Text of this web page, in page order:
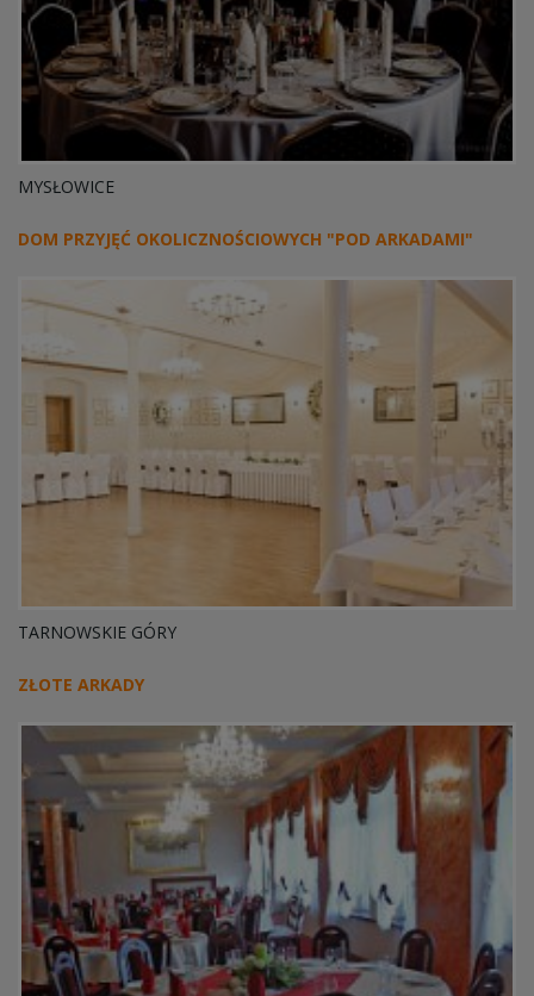
MYSŁOWICE
DOM PRZYJĘĆ OKOLICZNOŚCIOWYCH "POD ARKADAMI"
TARNOWSKIE GÓRY
ZŁOTE ARKADY